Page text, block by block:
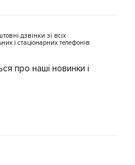
дзвінки зі всіх
і стаціонарних телефонів
про наші новинки і